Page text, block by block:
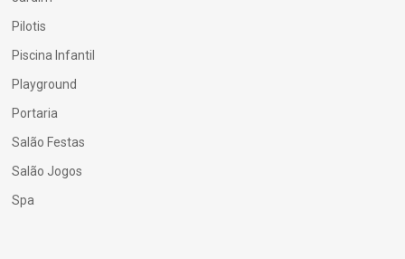
Pilotis
Piscina Infantil
Playground
Portaria
Salão Festas
Salão Jogos
Spa